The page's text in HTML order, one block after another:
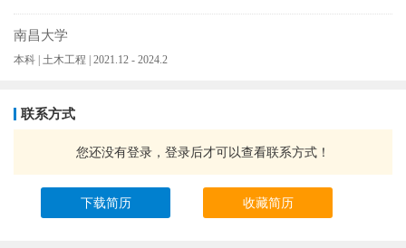
南昌大学
本科 | 土木工程 | 2021.12 - 2024.2
联系方式
您还没有登录，登录后才可以查看联系方式！
下载简历 收藏简历